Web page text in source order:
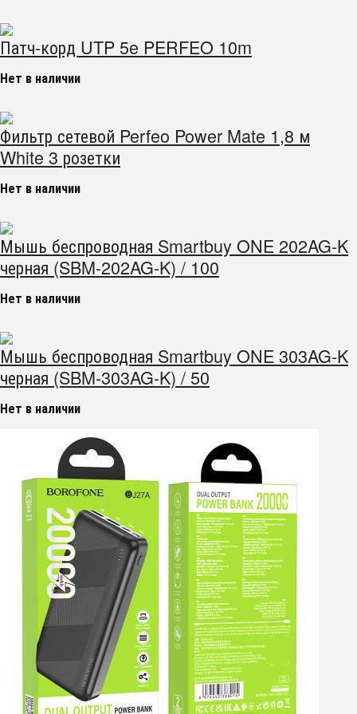
Патч-корд UTP 5e PERFEO 10m
Нет в наличии
Фильтр сетевой Perfeo Power Mate 1,8 м
White 3 розетки
Нет в наличии
Мышь беспроводная Smartbuy ONE 202AG-K
черная (SBM-202AG-K) / 100
Нет в наличии
Мышь беспроводная Smartbuy ONE 303AG-K
черная (SBM-303AG-K) / 50
Нет в наличии